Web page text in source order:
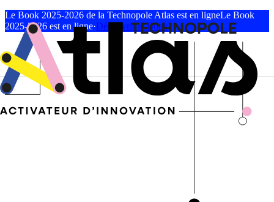
Le Book 2025-2026 de la Technopole Atlas est en ligneLe Book
2025-2026 est en ligne·Découvrir le Book